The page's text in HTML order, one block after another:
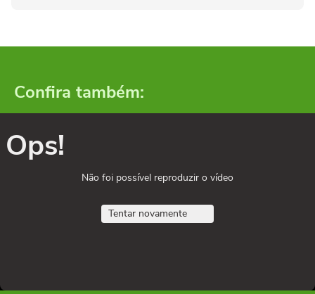
Confira também:
Ops!
Não foi possível reproduzir o vídeo
Tentar novamente